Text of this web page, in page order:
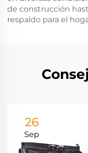
de construcción
respaldo para el
26
Sep